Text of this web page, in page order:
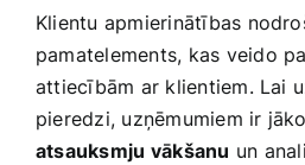
Klientu apmierinātības‌
pamatelements, kas‌ veido
attiecībām ar klientiem. Lai
‌pieredzi, uzņēmumiem ir
atsauksmju ⁢vākšanu un⁢